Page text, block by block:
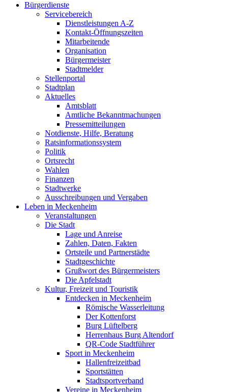
Bürgerdienste
Servicebereich
Dienstleistungen A-Z
Kontakt-Öffnungszeiten
Mitarbeitende
Organisation
Bürgermeister
Stadtmelder
Stellenportal
Stadtplan
Aktuelles
Amtsblatt
Amtliche Bekanntmachungen
Pressemitteilungen
Notdienste, Hilfe, Beratung
Ratsinformationssystem
Politik
Ortsrecht
Wahlen
Finanzen
Stadtwerke
Ausschreibungen und Vergaben
Leben in Meckenheim
Veranstaltungen
Die Stadt
Lage und Anreise
Zahlen, Daten, Fakten
Ortsteile und Partnerstädte
Stadtgeschichte
Grußwort des Bürgermeisters
Die Apfelstadt
Kultur, Freizeit und Touristik
Entdecken in Meckenheim
Römische Wasserleitung
Der Kottenforst
Burg Lüftelberg
Herrenhaus Burg Altendorf
QR-Code Stadtführer
Sport in Meckenheim
Hallenfreizeitbad
Sportstätten
Stadtsportverband
Vereine in Meckenheim